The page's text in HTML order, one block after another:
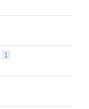
1